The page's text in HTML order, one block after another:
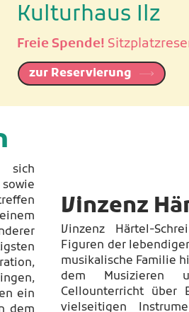
Kulturhaus Ilz
Freie Spende!
zur Reservierung
sich
ein
Vinzenz
Vinzenz Härtel-
Figuren der
musikalische Familie
dem Musizieren
Cellounterricht über
vielseitigen